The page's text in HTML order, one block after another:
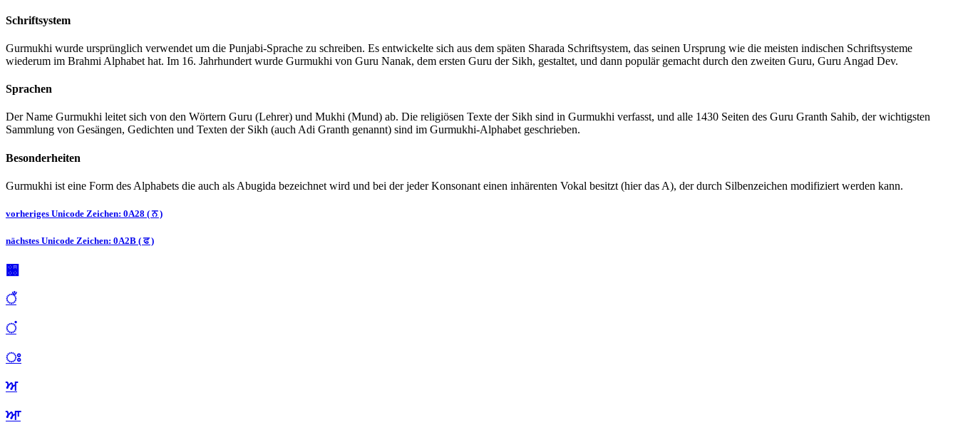
Schriftsystem
Gurmukhi wurde ursprünglich verwendet um die Punjabi-Sprache zu schreiben. Es entwickelte sich aus dem späten Sharada Schriftsystem, das seinen Ursprung wie die meisten indischen Schriftsysteme
wiederum im Brahmi Alphabet hat. Im 16. Jahrhundert wurde Gurmukhi von Guru Nanak, dem ersten Guru der Sikh, gestaltet, und dann populär gemacht durch den zweiten Guru, Guru Angad Dev.
Sprachen
Der Name Gurmukhi leitet sich von den Wörtern Guru (Lehrer) und Mukhi (Mund) ab. Die religiösen Texte der Sikh sind in Gurmukhi verfasst, und alle 1430 Seiten des Guru Granth Sahib, der wichtigsten
Sammlung von Gesängen, Gedichten und Texten der Sikh (auch Adi Granth genannt) sind im Gurmukhi-Alphabet geschrieben.
Besonderheiten
Gurmukhi ist eine Form des Alphabets die auch als Abugida bezeichnet wird und bei der jeder Konsonant einen inhärenten Vokal besitzt (hier das A), der durch Silbenzeichen modifiziert werden kann.
vorheriges Unicode Zeichen: 0A28 ( ਨ )
nächstes Unicode Zeichen: 0A2B ( ਫ )
਀
ਁ
ਂ
ਃ
ਅ
ਆ